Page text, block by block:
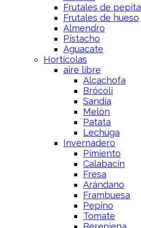
Frutales de pepita
Frutales de hueso
Almendro
Pistacho
Aguacate
Hortícolas
aire libre
Alcachofa
Brócoli
Sandía
Melón
Patata
Lechuga
Invernadero
Pimiento
Calabacín
Fresa
Arándano
Frambuesa
Pepino
Tomate